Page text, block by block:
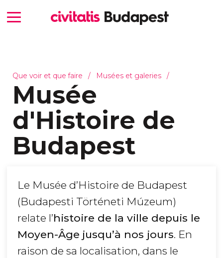
Que voir et que faire Musées et galeries
Musée
d'Histoire de
Budapest
Le Musée d’Histoire de Budapest
(Budapesti Történeti Múzeum)
relate l’histoire de la ville depuis le
Moyen-Âge jusqu’à nos jours. En
raison de sa localisation, dans le